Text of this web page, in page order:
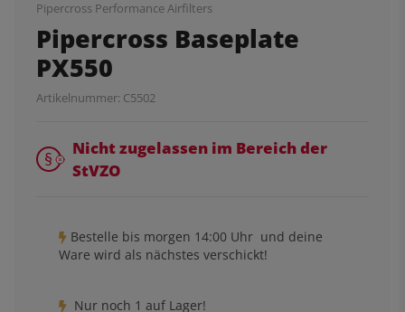
Pipercross Performance Airfilters
Pipercross Baseplate
PX550
Artikelnummer: C5502
Nicht zugelassen im Bereich der
StVZO
Bestelle bis morgen 14:00 Uhr und deine
Ware wird als nächstes verschickt!
Nur noch 1 auf Lager!